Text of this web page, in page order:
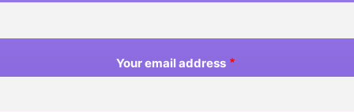
Your email address